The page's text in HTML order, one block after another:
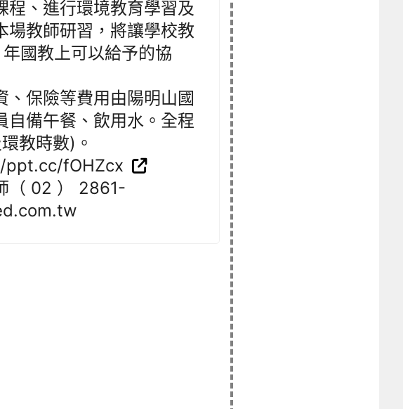
程、進行環境教育學習及
場教師研習，將讓學校教
國教上可以給予的協
、保險等費用由陽明山國
自備午餐、飲用水。全程
教時數)。
ppt.cc/fOHZcx
（ 02 ） 2861-